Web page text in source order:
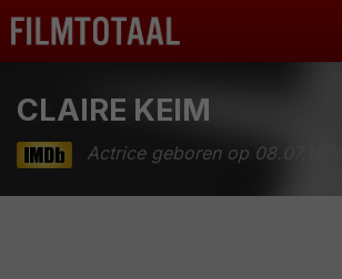
CLAIRE KEIM
Actrice geboren op 08.07.1975